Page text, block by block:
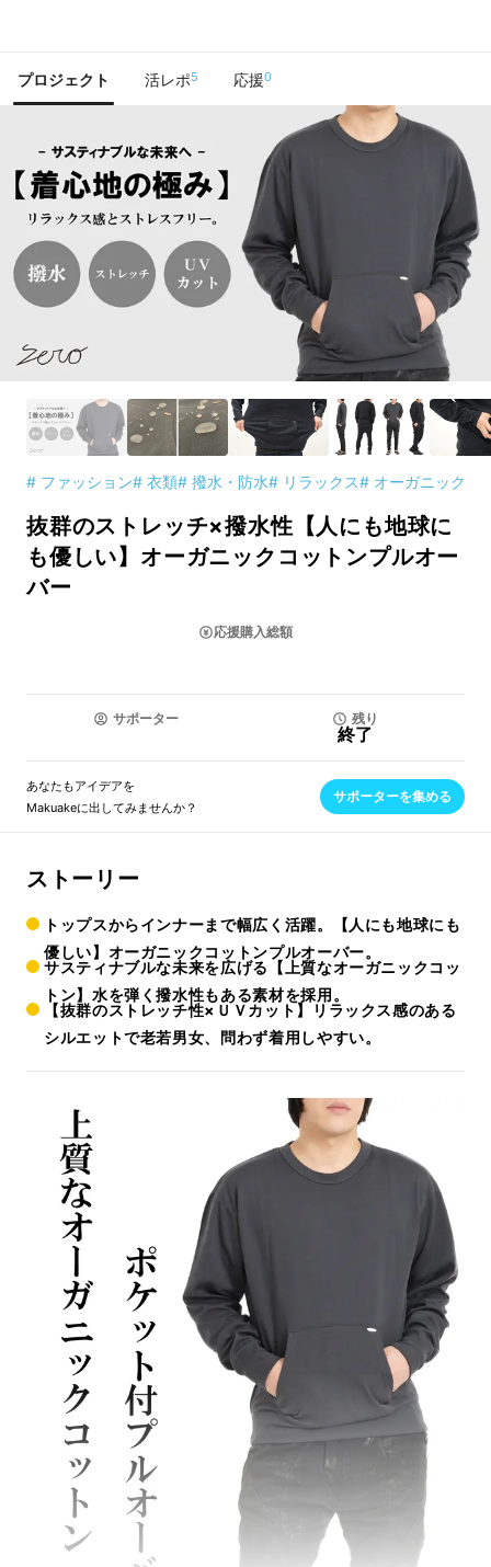
プロジェクト 活レポ5 応援0
# ファッション# 衣類# 撥水・防水# リラックス# オーガニック
抜群のストレッチ×撥水性【人にも地球に
も優しい】オーガニックコットンプルオー
バー
応援購入総額
サポーター 残り
終了
あなたもアイデアを
Makuakeに出してみませんか？
サポーターを集める
ストーリー
トップスからインナーまで幅広く活躍。【人にも地球にも
優しい】オーガニックコットンプルオーバー。
サスティナブルな未来を広げる【上質なオーガニックコッ
トン】水を弾く撥水性もある素材を採用。
【抜群のストレッチ性×ＵＶカット】リラックス感のある
シルエットで老若男女、問わず着用しやすい。